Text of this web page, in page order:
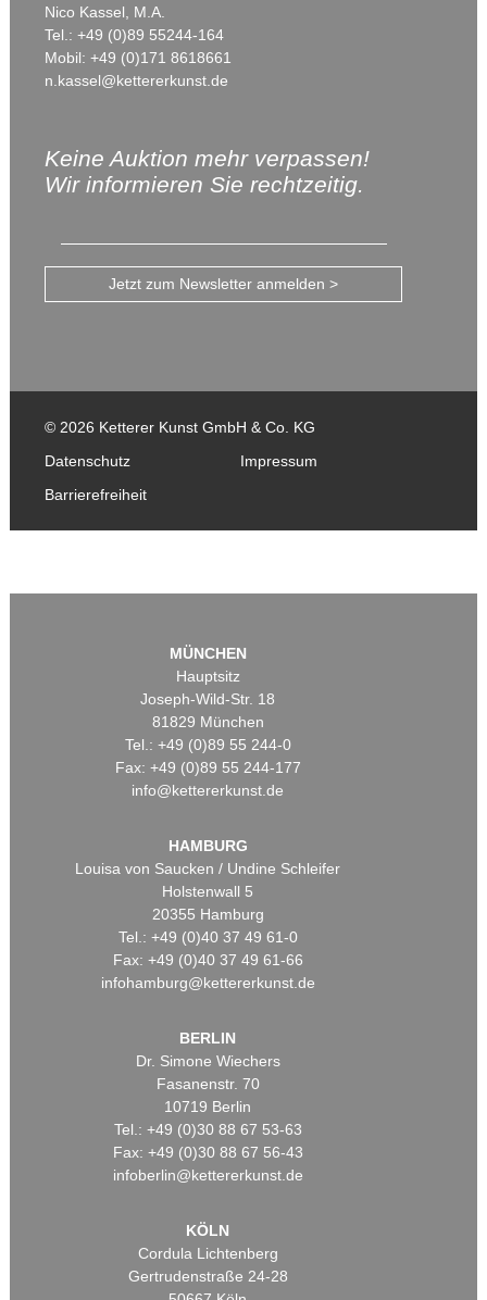
Nico Kassel, M.A.
Tel.: +49 (0)89 55244-164
Mobil: +49 (0)171 8618661
n.kassel@kettererkunst.de
Keine Auktion mehr verpassen!
Wir informieren Sie rechtzeitig.
Jetzt zum Newsletter anmelden >
© 2026 Ketterer Kunst GmbH & Co. KG
Datenschutz
Impressum
Barrierefreiheit
MÜNCHEN
Hauptsitz
Joseph-Wild-Str. 18
81829 München
Tel.: +49 (0)89 55 244-0
Fax: +49 (0)89 55 244-177
info@kettererkunst.de
HAMBURG
Louisa von Saucken / Undine Schleifer
Holstenwall 5
20355 Hamburg
Tel.: +49 (0)40 37 49 61-0
Fax: +49 (0)40 37 49 61-66
infohamburg@kettererkunst.de
BERLIN
Dr. Simone Wiechers
Fasanenstr. 70
10719 Berlin
Tel.: +49 (0)30 88 67 53-63
Fax: +49 (0)30 88 67 56-43
infoberlin@kettererkunst.de
KÖLN
Cordula Lichtenberg
Gertrudenstraße 24-28